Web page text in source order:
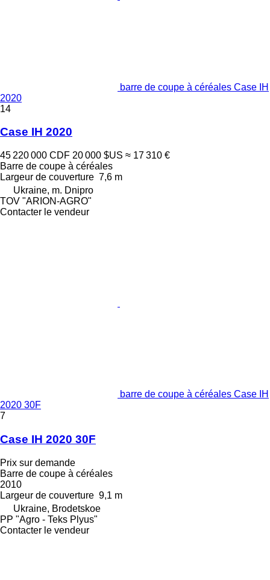
barre de coupe à céréales Case IH
2020
14
Case IH 2020
45 220 000 CDF 20 000 $US ≈ 17 310 €
Barre de coupe à céréales
Largeur de couverture 7,6 m
Ukraine, m. Dnipro
TOV "ARION-AGRO"
Contacter le vendeur
barre de coupe à céréales Case IH
2020 30F
7
Case IH 2020 30F
Prix sur demande
Barre de coupe à céréales
2010
Largeur de couverture 9,1 m
Ukraine, Brodetskoe
PP "Agro - Teks Plyus"
Contacter le vendeur